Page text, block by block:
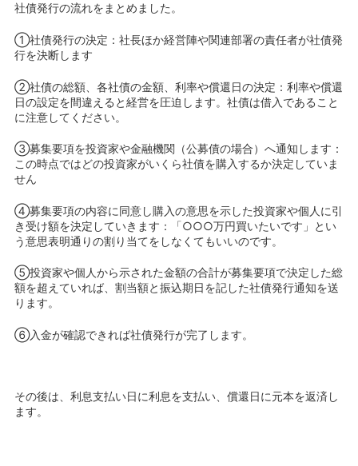
社債発行の流れをまとめました。
①社債発行の決定：社長ほか経営陣や関連部署の責任者が社債発
行を決断します
②社債の総額、各社債の金額、利率や償還日の決定：利率や償還
日の設定を間違えると経営を圧迫します。社債は借入であること
に注意してください。
③募集要項を投資家や金融機関（公募債の場合）へ通知します：
この時点ではどの投資家がいくら社債を購入するか決定していま
せん
④募集要項の内容に同意し購入の意思を示した投資家や個人に引
き受け額を決定していきます：「○○○万円買いたいです」とい
う意思表明通りの割り当てをしなくてもいいのです。
⑤投資家や個人から示された金額の合計が募集要項で決定した総
額を超えていれば、割当額と振込期日を記した社債発行通知を送
ります。
⑥入金が確認できれば社債発行が完了します。
その後は、利息支払い日に利息を支払い、償還日に元本を返済し
ます。